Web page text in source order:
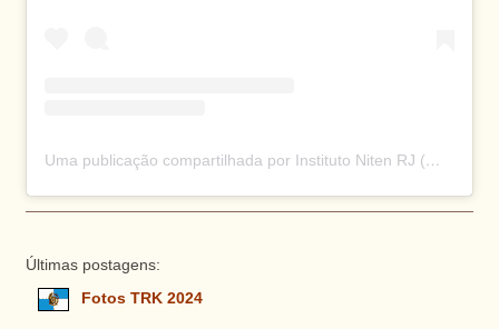
Uma publicação compartilhada por Instituto Niten RJ (@nitenrio)
Últimas postagens:
Fotos TRK 2024